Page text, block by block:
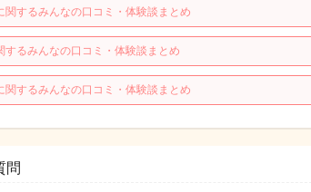
関するみんなの口コミ・体験談まとめ
するみんなの口コミ・体験談まとめ
関するみんなの口コミ・体験談まとめ
問